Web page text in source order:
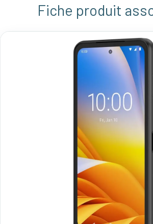
Fiche produit